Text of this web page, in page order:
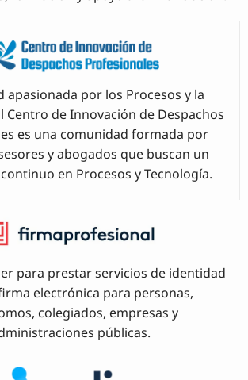
apasionada por los Procesos y la
Centro de Innovación de Despachos
es una comunidad formada por
y abogados que buscan un
en Procesos y Tecnología.
para prestar servicios de identidad
electrónica para personas,
colegiados, empresas y
públicas.